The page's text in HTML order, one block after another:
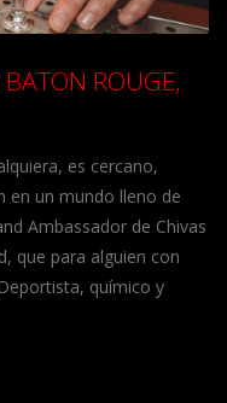
ROUGE,
es cercano,
en un mundo lleno de
Ambassador de Chivas
que para alguien con
químico y